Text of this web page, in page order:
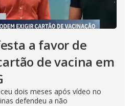
a favor de
de vacina em
dois meses após vídeo no
defendeu a não